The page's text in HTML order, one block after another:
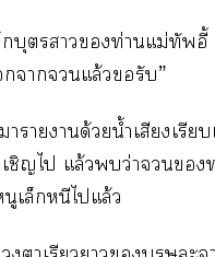
บุตราท่านแม่ทัพอี้
าแล้วรับ”
าานด้วยน้ำเสียงเรีย
ชิญไ แล้วว่า
เล็กหนีไแล้ว